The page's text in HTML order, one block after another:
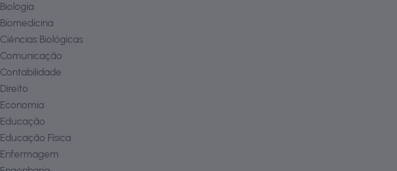
Biologia
Biomedicina
Ciências Biológicas
Comunicação
Contabilidade
Direito
Economia
Educação
Educação Física
Enfermagem